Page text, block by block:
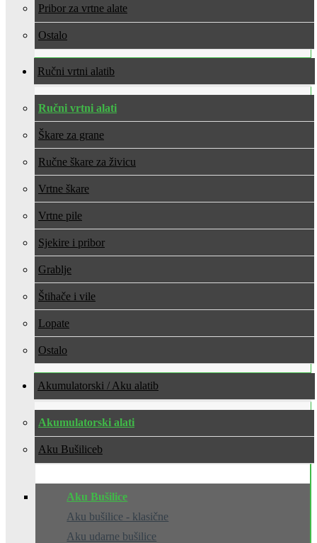
Pribor za vrtne alate
Ostalo
Ručni vrtni alati
Ručni vrtni alati
Škare za grane
Ručne škare za živicu
Vrtne škare
Vrtne pile
Sjekire i pribor
Grablje
Štihače i vile
Lopate
Ostalo
Akumulatorski / Aku alati
Akumulatorski alati
Aku Bušilice
Aku Bušilice
Aku bušilice - klasične
Aku udarne bušilice